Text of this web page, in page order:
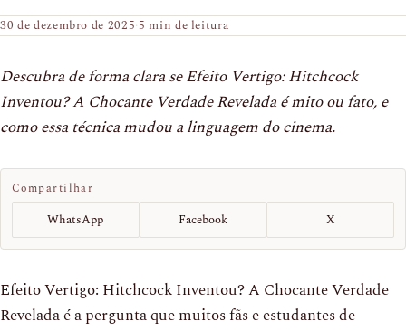
30 de dezembro de 2025·5 min de leitura
Descubra de forma clara se Efeito Vertigo: Hitchcock
Inventou? A Chocante Verdade Revelada é mito ou fato, e
como essa técnica mudou a linguagem do cinema.
Compartilhar
WhatsApp Facebook X
Efeito Vertigo: Hitchcock Inventou? A Chocante Verdade
Revelada é a pergunta que muitos fãs e estudantes de